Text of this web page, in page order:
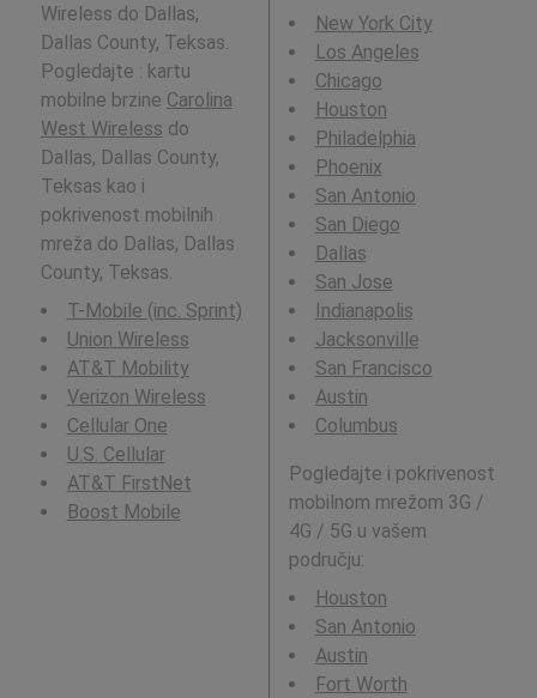
Wireless do Dallas,
Dallas County, Teksas.
Pogledajte : kartu
mobilne brzine Carolina
West Wireless do
Dallas, Dallas County,
Teksas kao i
pokrivenost mobilnih
mreža do Dallas, Dallas
County, Teksas.
T-Mobile (inc. Sprint)
Union Wireless
AT&T Mobility
Verizon Wireless
Cellular One
U.S. Cellular
AT&T FirstNet
Boost Mobile
New York City
Los Angeles
Chicago
Houston
Philadelphia
Phoenix
San Antonio
San Diego
Dallas
San Jose
Indianapolis
Jacksonville
San Francisco
Austin
Columbus
Pogledajte i pokrivenost
mobilnom mrežom 3G /
4G / 5G u vašem
području:
Houston
San Antonio
Austin
Fort Worth